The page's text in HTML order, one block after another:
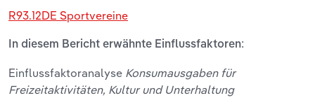
R93.12DE Sportvereine
In diesem Bericht erwähnte Einflussfaktoren:
Einflussfaktoranalyse Konsumausgaben für
Freizeitaktivitäten, Kultur und Unterhaltung